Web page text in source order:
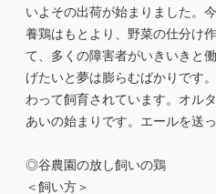
いよその出荷が始まりました。
養鶏はもとより、野菜の仕分け
て、多くの障害者がいきいきと
げたいと夢は膨らむばかりです
わって飼育されています。オル
あいの始まりです。エールを送っ
◎谷農園の放し飼いの鶏
＜飼い方＞